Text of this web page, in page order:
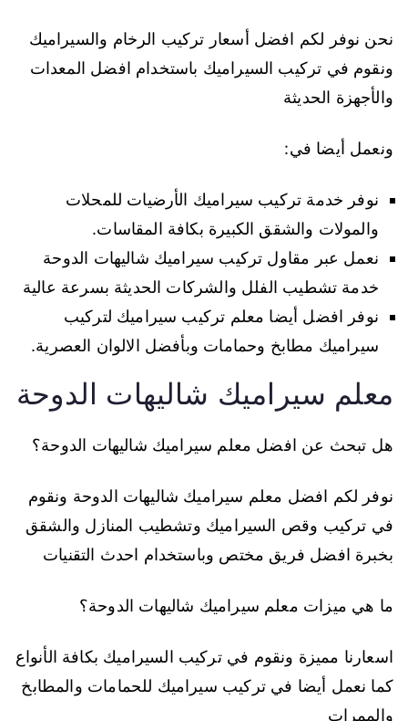
نحن نوفر لكم افضل أسعار تركيب الرخام والسيراميك
ونقوم في تركيب السيراميك باستخدام افضل المعدات
والأجهزة الحديثة
ونعمل أيضا في:
نوفر خدمة تركيب سيراميك الأرضيات للمحلات
والمولات والشقق الكبيرة بكافة المقاسات.
نعمل عبر مقاول تركيب سيراميك شاليهات الدوحة
خدمة تشطيب الفلل والشركات الحديثة بسرعة عالية
نوفر افضل أيضا معلم تركيب سيراميك لتركيب
سيراميك مطابخ وحمامات وبأفضل الالوان العصرية.
معلم سيراميك شاليهات الدوحة
هل تبحث عن افضل معلم سيراميك شاليهات الدوحة؟
نوفر لكم افضل معلم سيراميك شاليهات الدوحة ونقوم
في تركيب وقص السيراميك وتشطيب المنازل والشقق
بخبرة افضل فريق مختص وباستخدام احدث التقنيات
ما هي ميزات معلم سيراميك شاليهات الدوحة؟
اسعارنا مميزة ونقوم في تركيب السيراميك بكافة الأنواع
كما نعمل أيضا في تركيب سيراميك للحمامات والمطابخ
والممرات